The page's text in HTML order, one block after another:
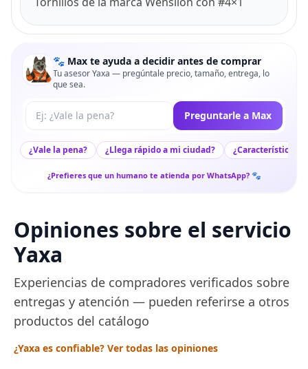
🐾 Max te ayuda a decidir antes de comprar
Tu asesor Yaxa — pregúntale precio, tamaño, entrega, lo
que sea.
Tu pregunta a Max Preguntarle a Max
¿Vale la pena? ¿Llega rápido a mi ciudad? ¿Características
¿Prefieres que un humano te atienda por WhatsApp? 🐾
Opiniones sobre el servicio
Yaxa
Experiencias de compradores verificados sobre
entregas y atención — pueden referirse a otros
productos del catálogo
¿Yaxa es confiable? Ver todas las opiniones